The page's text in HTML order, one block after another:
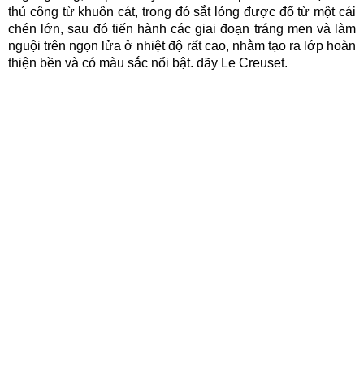
thủ công từ khuôn cát, trong đó sắt lỏng được đổ từ một cái
chén lớn, sau đó tiến hành các giai đoạn tráng men và làm
nguội trên ngọn lửa ở nhiệt độ rất cao, nhằm tạo ra lớp hoàn
thiện bền và có màu sắc nổi bật. dãy Le Creuset.